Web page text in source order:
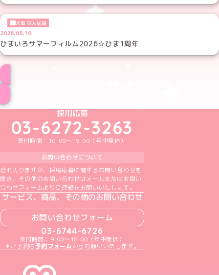
大阪 なんば店
2026.08.10
ひまいろサマーフィルム2026☆ひま1周年
めいどりーみんTikTok公式アカウント
めいどりーみんX公式アカウント
めいどりーみんInstagram公式アカウント
めいどりーみんFacebook公式アカウン
めいどりーみんYouTube公式アカ
採用応募
03-6272-3263
受付時間：10:00～19:00（年中無休）
お問い合わせについて
恐れ入りますが、採用応募に関するお問い合わせを
除き、その他のお問い合わせはメールまたはお問い
合わせフォームよりご連絡をお願いいたします。
サービス、商品、その他のお問い合わせ
お問い合わせフォーム
03-6744-6726
受付時間：9:00～18:00（年中無休）
＊ご予約は予約フォームからお願いいたします。